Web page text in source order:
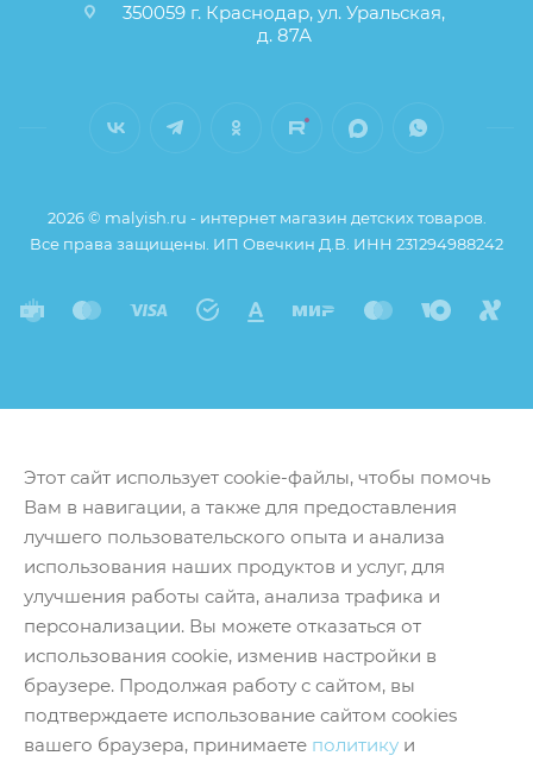
350059 г. Краснодар, ул. Уральская,
д. 87А
2026 © malyish.ru - интернет магазин детских товаров.
Все права защищены. ИП Овечкин Д.В. ИНН 231294988242
Этот сайт использует cookie-файлы, чтобы помочь
Вам в навигации, а также для предоставления
лучшего пользовательского опыта и анализа
использования наших продуктов и услуг, для
улучшения работы сайта, анализа трафика и
персонализации. Вы можете отказаться от
использования cookie, изменив настройки в
браузере. Продолжая работу с сайтом, вы
подтверждаете использование сайтом cookies
вашего браузера, принимаете политику и